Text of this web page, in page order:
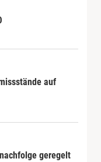
auf
geregelt